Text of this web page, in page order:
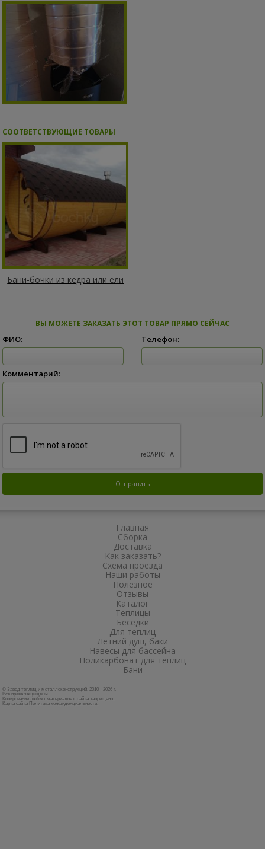
СООТВЕТСТВУЮЩИЕ ТОВАРЫ
Бани-бочки из кедра или ели
ВЫ МОЖЕТЕ ЗАКАЗАТЬ ЭТОТ ТОВАР ПРЯМО СЕЙЧАС
ФИО: Телефон:
Комментарий:
Главная
Сборка
Доставка
Как заказать?
Схема проезда
Наши работы
Полезное
Отзывы
Каталог
Теплицы
Беседки
Для теплиц
Летний душ, баки
Навесы для бассейна
Поликарбонат для теплиц
Бани
© Завод теплиц и металлоконструкций, 2010 - 2026 г.
Все права защищены.
Копирование любых материалов с сайта запрещено.
Карта сайта Политика конфиденциальности